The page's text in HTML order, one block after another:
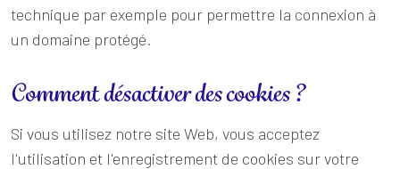
technique par exemple pour permettre la connexion à
un domaine protégé.
Comment désactiver des cookies ?
Si vous utilisez notre site Web, vous acceptez
l'utilisation et l'enregistrement de cookies sur votre